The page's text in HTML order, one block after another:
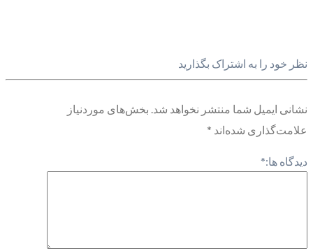
نظر خود را به اشتراک بگذارید
نشانی ایمیل شما منتشر نخواهد شد. بخش‌های موردنیاز
علامت‌گذاری شده‌اند *
دیدگاه ها:*